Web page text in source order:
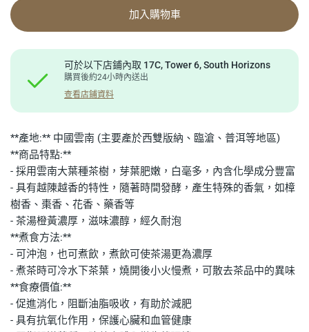
加入購物車
可於以下店鋪內取 17C, Tower 6, South Horizons
購買後約24小時內送出
查看店鋪資料
**產地:** 中國雲南 (主要產於西雙版納、臨滄、普洱等地區)
**商品特點:**
- 採用雲南大葉種茶樹，芽葉肥嫩，白毫多，內含化學成分豐富
- 具有越陳越香的特性，隨著時間發酵，產生特殊的香氣，如樟
樹香、棗香、花香、藥香等
- 茶湯橙黃濃厚，滋味濃醇，經久耐泡
**煮食方法:**
- 可沖泡，也可煮飲，煮飲可使茶湯更為濃厚
- 煮茶時可冷水下茶葉，燒開後小火慢煮，可散去茶品中的異味
**食療價值:**
- 促進消化，阻斷油脂吸收，有助於減肥
- 具有抗氧化作用，保護心臟和血管健康